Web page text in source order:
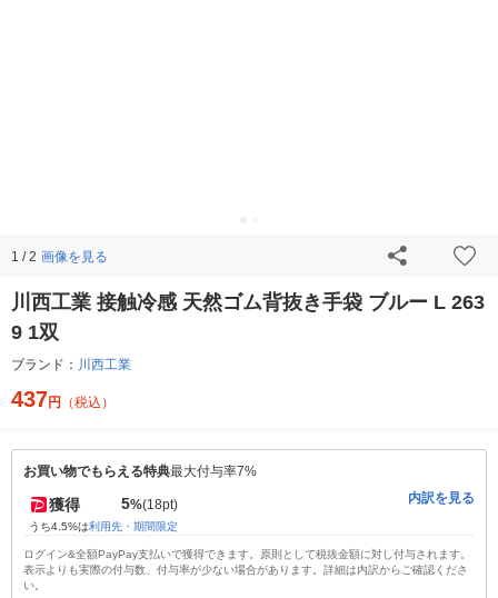
1 / 2 画像を見る
川西工業 接触冷感 天然ゴム背抜き手袋 ブルー L 263
9 1双
ブランド： 川西工業
437円 （税込）
お買い物でもらえる特典最大付与率7%
獲得 5%(18pt)
うち4.5%は利用先・期間限定
内訳を見る
ログイン&全額PayPay支払いで獲得できます。原則として税抜金額に対し付与されます。
表示よりも実際の付与数、付与率が少ない場合があります。詳細は内訳からご確認くださ
い。